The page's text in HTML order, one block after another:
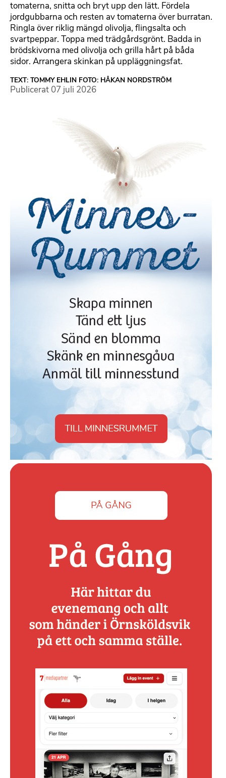
tomaterna, snitta och bryt upp den lätt. Fördela
jordgubbarna och resten av tomaterna över burratan.
Ringla över riklig mängd olivolja, flingsalta och
svartpeppar. Toppa med trädgårdsgrönt. Badda in
brödskivorna med olivolja och grilla hårt på båda
sidor. Arrangera skinkan på uppläggningsfat.
TEXT: TOMMY EHLIN FOTO: HÅKAN NORDSTRÖM
Publicerat 07 juli 2026